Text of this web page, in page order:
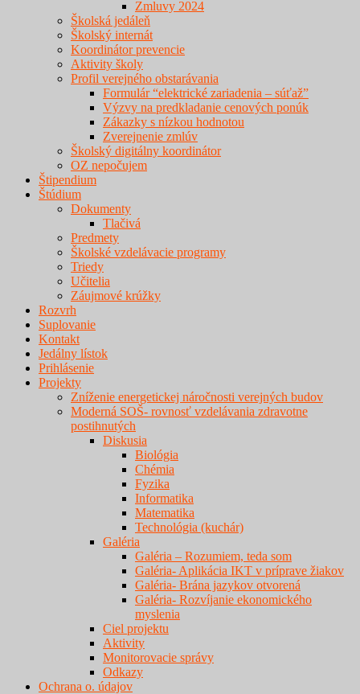
Zmluvy 2024
Školská jedáleň
Školský internát
Koordinátor prevencie
Aktivity školy
Profil verejného obstarávania
Formulár “elektrické zariadenia – súťaž”
Výzvy na predkladanie cenových ponúk
Zákazky s nízkou hodnotou
Zverejnenie zmlúv
Školský digitálny koordinátor
OZ nepočujem
Štipendium
Štúdium
Dokumenty
Tlačivá
Predmety
Školské vzdelávacie programy
Triedy
Učitelia
Záujmové krúžky
Rozvrh
Suplovanie
Kontakt
Jedálny lístok
Prihlásenie
Projekty
Zníženie energetickej náročnosti verejných budov
Moderná SOŠ- rovnosť vzdelávania zdravotne
postihnutých
Diskusia
Biológia
Chémia
Fyzika
Informatika
Matematika
Technológia (kuchár)
Galéria
Galéria – Rozumiem, teda som
Galéria- Aplikácia IKT v príprave žiakov
Galéria- Brána jazykov otvorená
Galéria- Rozvíjanie ekonomického
myslenia
Ciel projektu
Aktivity
Monitorovacie správy
Odkazy
Ochrana o. údajov